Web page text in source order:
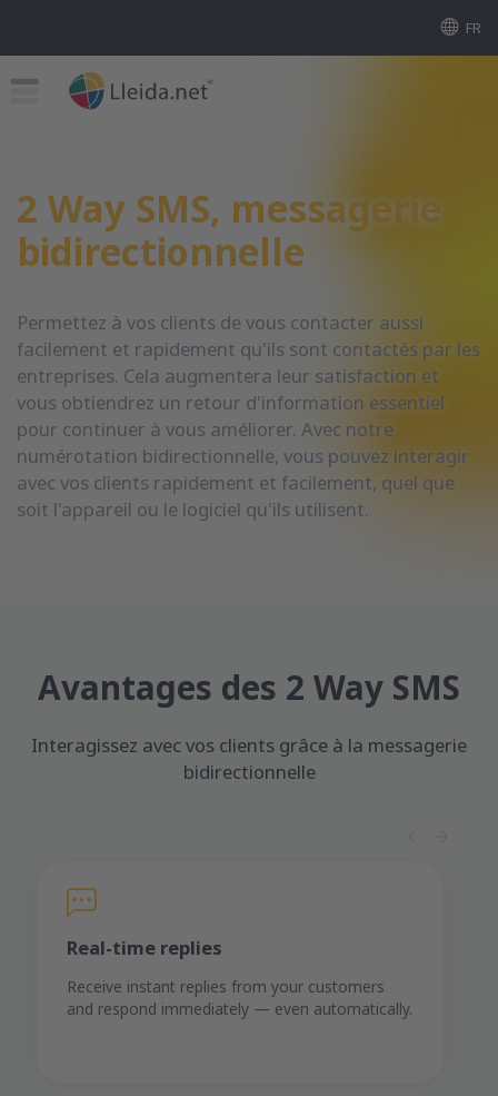
FR
2 Way SMS, messagerie
bidirectionnelle
Permettez à vos clients de vous contacter aussi
facilement et rapidement qu'ils sont contactés par les
entreprises. Cela augmentera leur satisfaction et
vous obtiendrez un retour d'information essentiel
pour continuer à vous améliorer. Avec notre
numérotation bidirectionnelle, vous pouvez interagir
avec vos clients rapidement et facilement, quel que
soit l'appareil ou le logiciel qu'ils utilisent.
Avantages des 2 Way SMS
Interagissez avec vos clients grâce à la messagerie
bidirectionnelle
Real-time replies
Receive instant replies from your customers
and respond immediately — even automatically.